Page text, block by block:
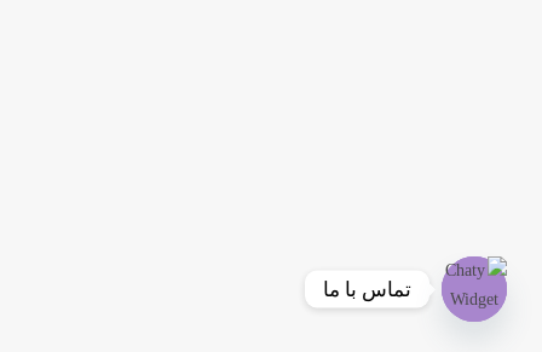
تماس با ما